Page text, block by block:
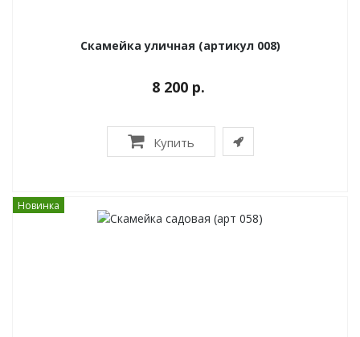
Скамейка уличная (артикул 008)
8 200 р.
Купить
Новинка